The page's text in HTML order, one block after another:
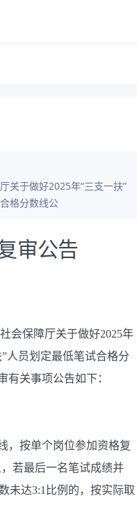
关于做好2025年“三支一扶”
格分数线公
审公告
会保障厅关于做好2025年
人员划定最低笔试合格分
有关事项公告如下：
，按单个岗位参加资格复
若最后一名笔试成绩并
未达3:1比例的，按实际取